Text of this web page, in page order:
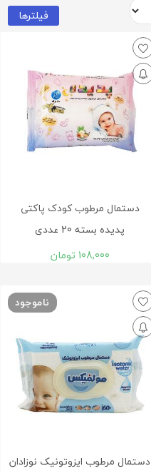
فیلترها
دستمال مرطوب کودک پاکتی
پدیده بسته 20 عددی
108,000 تومان
ناموجود
دستمال مرطوب ایزوتونیک نوزادان